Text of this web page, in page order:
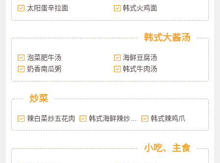
太阳蛋辛拉面
韩式火鸡面
韩式大酱汤
泡菜肥牛汤
海鲜豆腐汤
奶香南瓜粥
韩式牛肉汤
炒菜
辣白菜炒五花肉 韩式海鲜辣炒年糕 韩式辣鸡爪
小吃、主食